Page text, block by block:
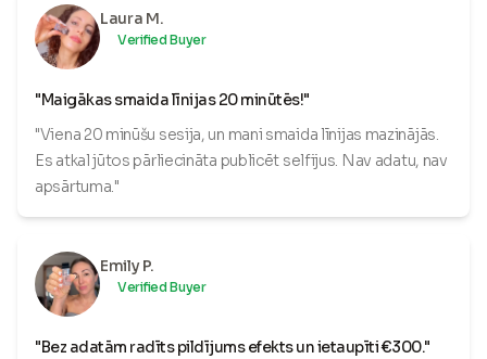
Laura M.
Verified Buyer
"Maigākas smaida līnijas 20 minūtēs!"
"Viena 20 minūšu sesija, un mani smaida līnijas mazinājās.
Es atkal jūtos pārliecināta publicēt selfijus. Nav adatu, nav
apsārtuma."
Emily P.
Verified Buyer
"Bez adatām radīts pildījums efekts un ietaupīti €300."